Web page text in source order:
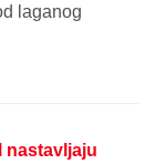
laganog
nastavljaju